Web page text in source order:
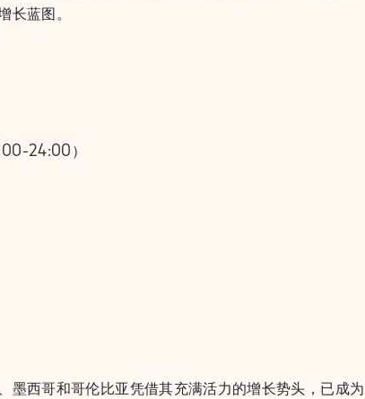
蓝图。
24:00）
西哥和哥伦比亚凭借其充满活力的增长势头，已成为